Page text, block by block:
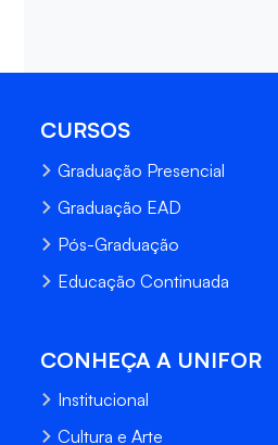
CURSOS
Graduação Presencial
Graduação EAD
Pós-Graduação
Educação Continuada
CONHEÇA A UNIFOR
Institucional
Cultura e Arte